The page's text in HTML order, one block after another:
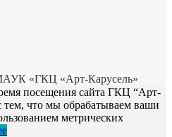
«ГКЦ «Арт-Карусель»
посещения сайта ГКЦ “Арт-
тем, что мы обрабатываем ваши
метрических